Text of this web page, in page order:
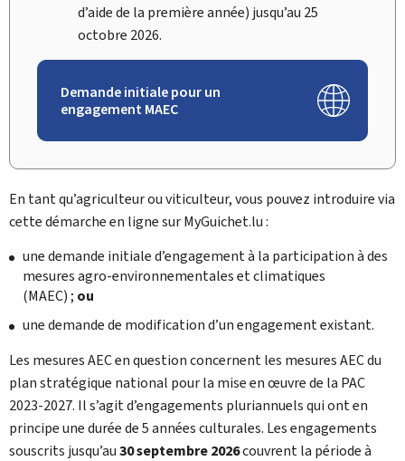
d’aide de la première année) jusqu’au 25
octobre 2026.
Demande initiale pour un
engagement MAEC
En tant qu’agriculteur ou viticulteur, vous pouvez introduire via
cette démarche en ligne surMyGuichet.lu :
une demande initiale d’engagement à la participation à des
mesures agro-environnementales et climatiques
(MAEC) ; ou
une demande de modification d’un engagement existant.
Les mesures AEC en question concernent les mesures AEC du
plan stratégique national pour la mise en œuvre de la PAC
2023-2027. Il s’agit d’engagements pluriannuels qui ont en
principe une durée de 5 années culturales. Les engagements
souscrits jusqu’au30 septembre 2026couvrent la période à